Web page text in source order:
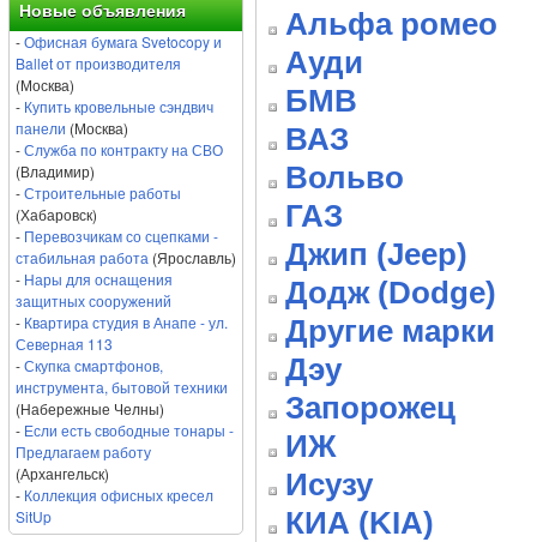
Новые объявления
-Офисная бумага Svetocopy и
Ballet от производителя
(Москва)
- Купить кровельные сэндвич
панели (Москва)
-Служба по контракту на СВО
(Владимир)
-Строительные работы
(Хабаровск)
- Перевозчикам со сцепками -
стабильная работа (Ярославль)
- Нары для оснащения
защитных сооружений
- Квартира студия в Анапе - ул.
Северная 113
-Скупка смартфонов,
инструмента, бытовой техники
(Набережные Челны)
- Если есть свободные тонары -
Предлагаем работу
(Архангельск)
- Коллекция офисных кресел
SitUp
Альфа ромео
Ауди
БМВ
ВАЗ
Вольво
ГАЗ
Джип (Jeep)
Додж (Dodge)
Другие марки
Дэу
Запорожец
ИЖ
Исузу
КИА (KIA)